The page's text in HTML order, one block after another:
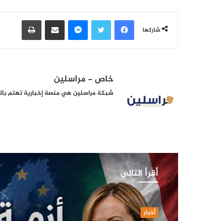
شاركها
فيسبوكتويتر ماسنجر مشاركة عبر البريد طباعة
خاص - مراسلين
شبكة مراسلين هي منصة إخبارية تهتم
أقرأ التالي
أخبار